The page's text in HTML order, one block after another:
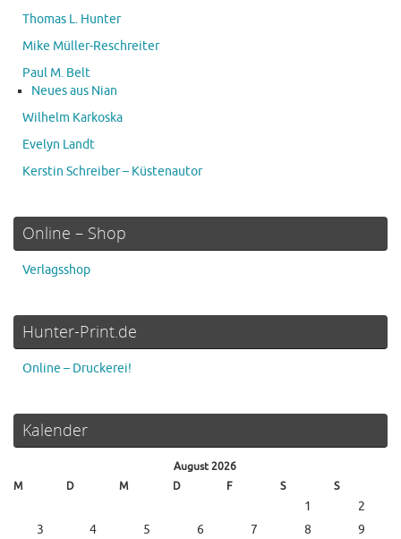
Thomas L. Hunter
Mike Müller-Reschreiter
Paul M. Belt
Neues aus Nian
Wilhelm Karkoska
Evelyn Landt
Kerstin Schreiber – Küstenautor
Online – Shop
Verlagsshop
Hunter-Print.de
Online – Druckerei!
Kalender
August 2026
M
D M D F S S
1
2
3
4 5 6 7 8
9